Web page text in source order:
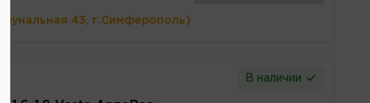
43, г.Симферополь)
В наличии